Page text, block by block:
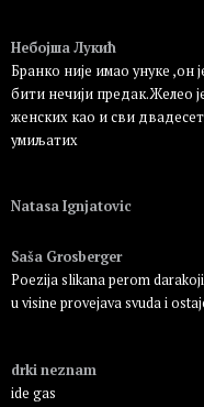
Небојша Лукић
Бранко није имао унуке ,он
бити нечији предак.Желео
женских као и сви
умиљатих
Natasa Ignjatovic
Saša Grosberger
Poezija slikana perom
u visine provejava svuda i
drki neznam
ide gas